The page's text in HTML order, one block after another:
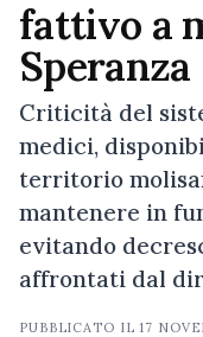
fattivo a
Speranza
Criticità del
medici,
territorio
mantenere in
evitando
affrontati dal
PUBBLICATO IL17